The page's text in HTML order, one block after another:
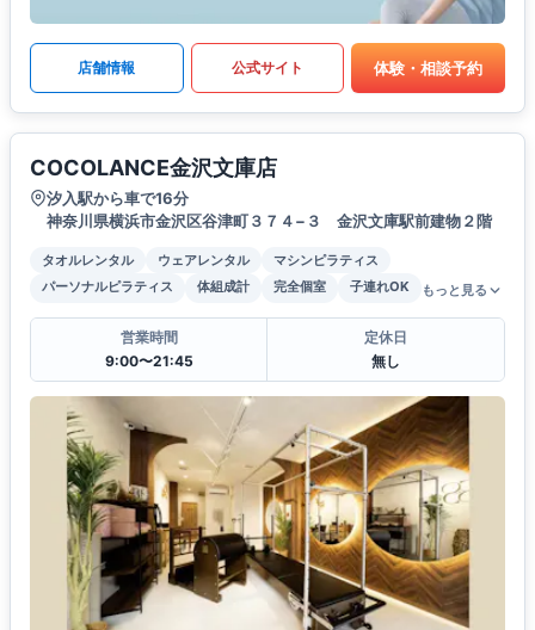
店舗情報 公式サイト 体験・相談予約
COCOLANCE金沢文庫店
汐入駅から車で16分
神奈川県横浜市金沢区谷津町３７４−３ 金沢文庫駅前建物２階
タオルレンタル ウェアレンタル
マシンピラティス
パーソナルピラティス
体組成計 完全個室 子連れOK もっと見る
営業時間
9:00〜21:45
定休日
無し